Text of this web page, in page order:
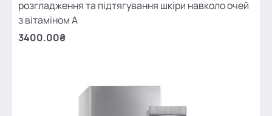
розгладження та підтягування шкіри навколо очей
з вітаміном А
3400.00₴